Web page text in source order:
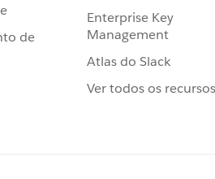
de
Enterprise Key
Management
Atlas do Slack
Ver todos os recursos